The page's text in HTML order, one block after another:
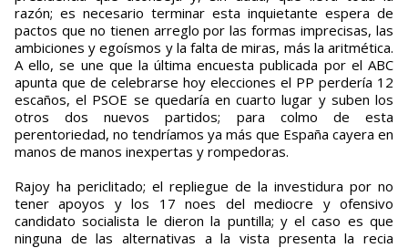
razón; es necesario terminar esta inquietante espera de
pactos que no tienen arreglo por las formas imprecisas, las
ambiciones y egoísmos y la falta de miras, más la aritmética.
A ello, se une que la última encuesta publicada por el ABC
apunta que de celebrarse hoy elecciones el PP perdería 12
escaños, el PSOE se quedaría en cuarto lugar y suben los
otros dos nuevos partidos; para colmo de esta
perentoriedad, no tendríamos ya más que España cayera en
manos de manos inexpertas y rompedoras.
Rajoy ha periclitado; el repliegue de la investidura por no
tener apoyos y los 17 noes del mediocre y ofensivo
candidato socialista le dieron la puntilla; y el caso es que
ninguna de las alternativas a la vista presenta la recia